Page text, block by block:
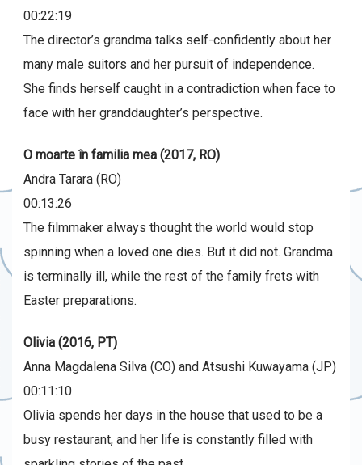
00:22:19
The director’s grandma talks self-confidently about her
many male suitors and her pursuit of independence.
She finds herself caught in a contradiction when face to
face with her granddaughter’s perspective.
O moarte în familia mea (2017, RO)
Andra Tarara (RO)
00:13:26
The filmmaker always thought the world would stop
spinning when a loved one dies. But it did not. Grandma
is terminally ill, while the rest of the family frets with
Easter preparations.
Olivia (2016, PT)
Anna Magdalena Silva (CO) and Atsushi Kuwayama (JP)
00:11:10
Olivia spends her days in the house that used to be a
busy restaurant, and her life is constantly filled with